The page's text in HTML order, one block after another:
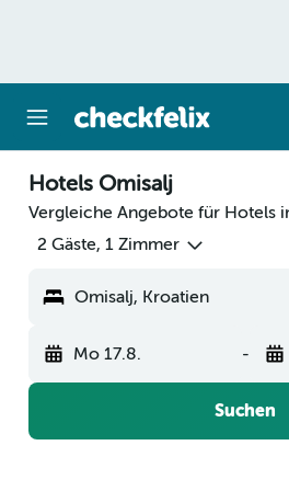
Hotels Omisalj
Vergleiche Angebote für Hotels
2 Gäste, 1 Zimmer
Omisalj, Kroatien
Mo 17.8. -
Suchen